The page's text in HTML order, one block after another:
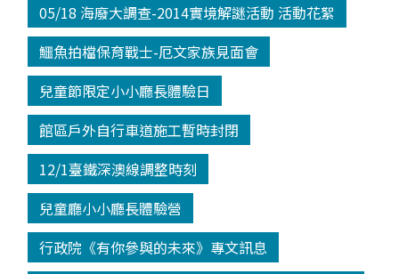
05/18 海廢大調查-2014實境解謎活動 活動花絮
鱷魚拍檔保育戰士-厄文家族見面會
兒童節限定小小廳長體驗日
館區戶外自行車道施工暫時封閉
12/1臺鐵深澳線調整時刻
兒童廳小小廳長體驗營
行政院《有你參與的未來》專文訊息